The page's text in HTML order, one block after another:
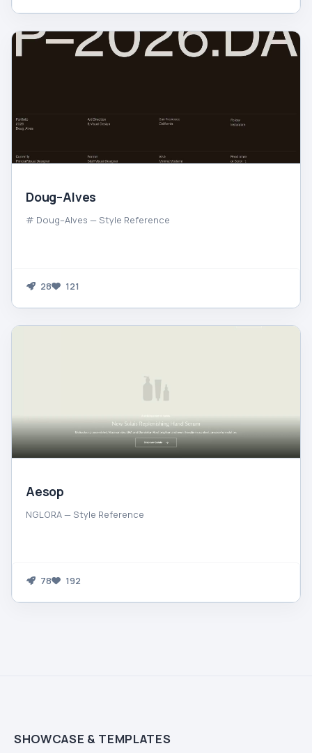
Doug–Alves
# Doug–Alves — Style Reference
28 121
Aesop
NGLORA — Style Reference
78 192
SHOWCASE & TEMPLATES